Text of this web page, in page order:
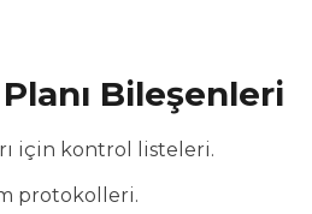
Bileşenleri
için kontrol listeleri.
protokolleri.